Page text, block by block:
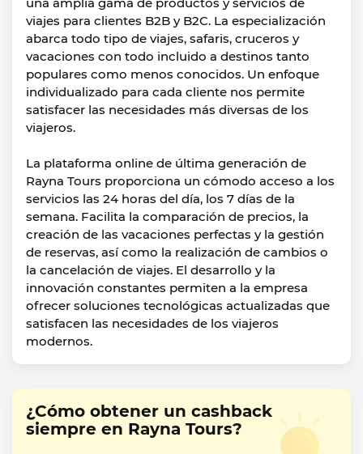
viajes para clientes B2B y B2C. La especialización
abarca todo tipo de viajes, safaris, cruceros y
vacaciones con todo incluido a destinos tanto
populares como menos conocidos. Un enfoque
individualizado para cada cliente nos permite
satisfacer las necesidades más diversas de los
viajeros.
La plataforma online de última generación de
Rayna Tours proporciona un cómodo acceso a los
servicios las 24 horas del día, los 7 días de la
semana. Facilita la comparación de precios, la
creación de las vacaciones perfectas y la gestión
de reservas, así como la realización de cambios o
la cancelación de viajes. El desarrollo y la
innovación constantes permiten a la empresa
ofrecer soluciones tecnológicas actualizadas que
satisfacen las necesidades de los viajeros
modernos.
¿Cómo obtener un cashback
siempre en Rayna Tours?